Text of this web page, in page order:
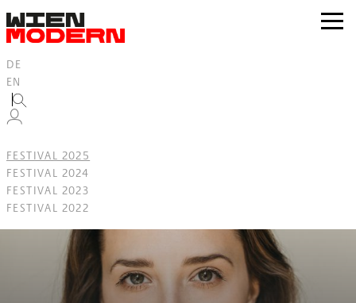
springen
zur
DE
EN
FESTIVAL 2025
FESTIVAL 2024
FESTIVAL 2023
FESTIVAL 2022